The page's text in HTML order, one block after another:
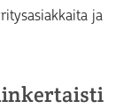
ja